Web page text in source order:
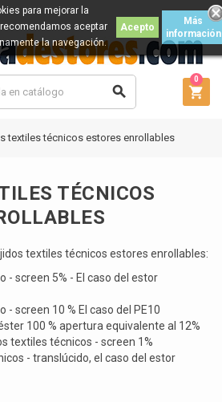
 
0
para mejorar la
aceptar
la navegación.
Acepto
Más
información
textiles técnicos estores enrollables
TÉCNICOS
textiles técnicos estores enrollables:
- screen 5% - El caso del estor
- screen 10 % El caso del PE10
100 % apertura equivalente al 12%
textiles técnicos - screen 1%
- translúcido, el caso del estor